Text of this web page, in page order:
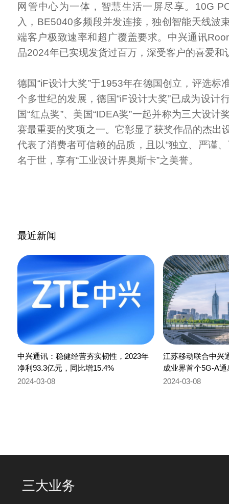
网管中心为一体，智慧生活一屏尽享。10G
入，BE5040多频段并发连接，独创智能天线波
端客户极致速率和超广覆盖要求。中兴通讯
品2024年已实现发货过百万，深受客户的喜爱
德国“iF设计大奖”于1953年在德国创立，评选标
个多世纪的发展，德国“iF设计大奖”已成为设计
国“红点奖”、美国“IDEA奖”一起并称为三大设计
赛最重要的奖项之一。它彰显了获奖作品的杰出
代表了消费者可信赖的品质，且以“独立、严谨
名于世，享有“工业设计界奥斯卡”之美誉。
最近新闻
中兴通讯：稳健经营夯实韧性，2023年
净利93.3亿元，同比增15.4%
2024-03-08
江苏移动联合中兴
成业界首个5G-A
无人机监识别+管
2024-03-08
三大业务